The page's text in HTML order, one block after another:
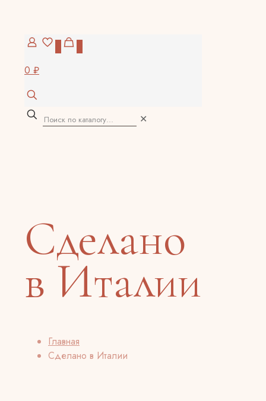
0 ₽
✕
Сделано
в Италии
Главная
Сделано в Италии